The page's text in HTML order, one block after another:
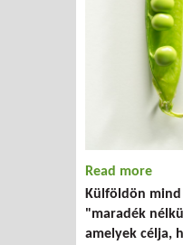
Read more
az
Külföldön mind
"maradék
amelyek célja,